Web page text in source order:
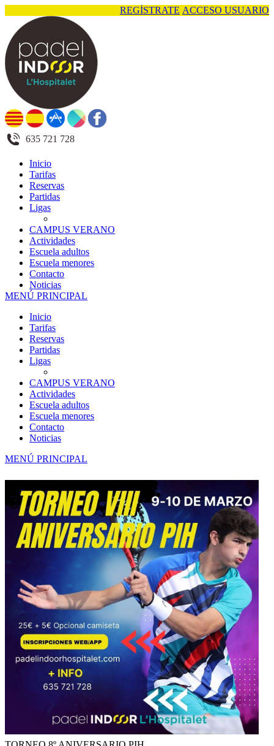
REGÍSTRATE ACCESO USUARIO
635 721 728
Inicio
Tarifas
Reservas
Partidas
Ligas
CAMPUS VERANO
Actividades
Escuela adultos
Escuela menores
Contacto
Noticias
MENÚ PRINCIPAL
Inicio
Tarifas
Reservas
Partidas
Ligas
CAMPUS VERANO
Actividades
Escuela adultos
Escuela menores
Contacto
Noticias
MENÚ PRINCIPAL